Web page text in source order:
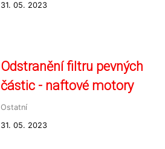
31. 05. 2023
Odstranění filtru pevných
částic - naftové motory
Ostatní
31. 05. 2023